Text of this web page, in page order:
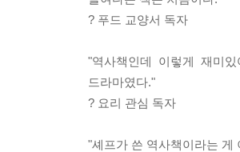
로마 소금길 · 프랑스 가벨 ·
아침부터 술 마시던 유럽 ·
? 푸드 교양서 독자
"역사책인데 이렇게 재미
드라마였다."
? 요리 관심 독자
"셰프가 쓴 역사책이라는 게